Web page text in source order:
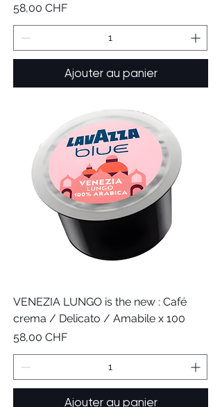
Prix
58,00 CHF
Ajouter au panier
VENEZIA LUNGO is the new : Café
crema / Delicato / Amabile x 100
Prix
58,00 CHF
Ajouter au panier